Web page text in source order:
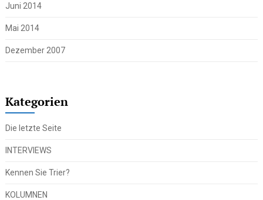
Juni 2014
Mai 2014
Dezember 2007
Kategorien
Die letzte Seite
INTERVIEWS
Kennen Sie Trier?
KOLUMNEN